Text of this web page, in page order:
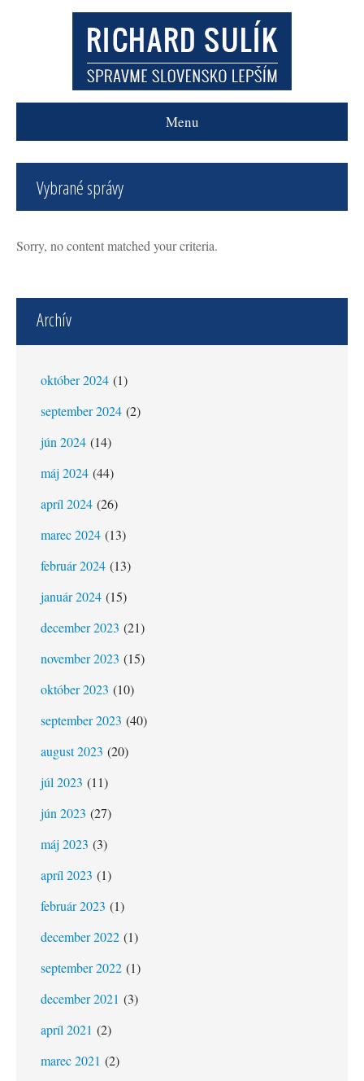
Menu
Vybrané správy
Sorry, no content matched your criteria.
Archív
október 2024 (1)
september 2024 (2)
jún 2024 (14)
máj 2024 (44)
apríl 2024 (26)
marec 2024 (13)
február 2024 (13)
január 2024 (15)
december 2023 (21)
november 2023 (15)
október 2023 (10)
september 2023 (40)
august 2023 (20)
júl 2023 (11)
jún 2023 (27)
máj 2023 (3)
apríl 2023 (1)
február 2023 (1)
december 2022 (1)
september 2022 (1)
december 2021 (3)
apríl 2021 (2)
marec 2021 (2)